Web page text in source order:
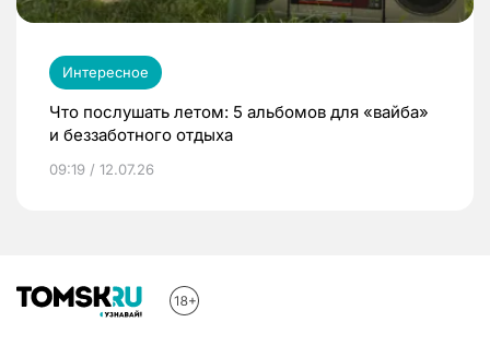
Интересное
Что послушать летом: 5 альбомов для «вайба»
и беззаботного отдыха
09:19 / 12.07.26